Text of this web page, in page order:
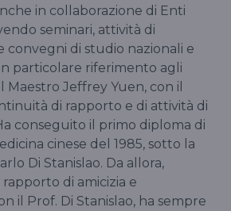
in collaborazione di Enti
seminari, attività di
convegni di studio nazionali e
particolare riferimento agli
Jeffrey Yuen, con il
di rapporto e di attività di
conseguito il primo diploma di
cinese del 1985, sotto la
Di Stanislao. Da allora,
di amicizia e
il Prof. Di Stanislao, ha sempre